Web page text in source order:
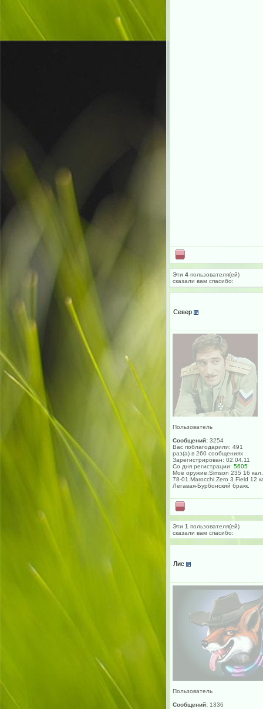
Эти 4 пользователя(ей)
сказали вам cпасибо:
Север
Пользователь
Сообщений: 3254
Вас поблагодарили: 491
раз(а) в 260 сообщениях
Зарегистрирован: 02.04.11
Со дня регистрации: 5605
Моё оружие:Simson 235 16
78-01.Marocchi Zero 3 Field 12
Легавая-Бурбонский бракк.
Эти 1 пользователя(ей)
сказали вам cпасибо:
Лис
Пользователь
Сообщений: 1336